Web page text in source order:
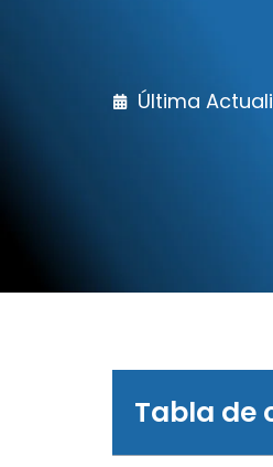
Última
Tabla de